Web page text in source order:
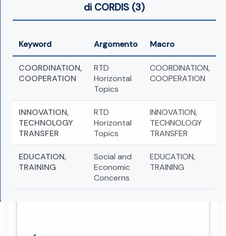
di CORDIS (3)
Keyword Argomento Macro
COORDINATION,
COOPERATION
RTD
Horizontal
Topics
COORDINATION,
COOPERATION
INNOVATION,
TECHNOLOGY
TRANSFER
RTD
Horizontal
Topics
INNOVATION,
TECHNOLOGY
TRANSFER
EDUCATION,
TRAINING
Social and
Economic
Concerns
EDUCATION,
TRAINING